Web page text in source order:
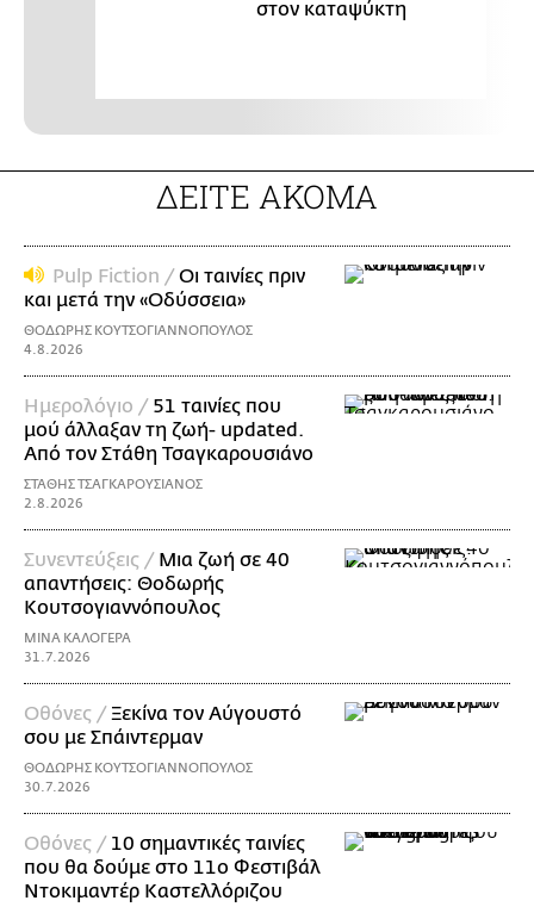
στον καταψύκτη
ΔΕΙΤΕ ΑΚΟΜΑ
Pulp Fiction /Οι ταινίες πριν
και μετά την «Οδύσσεια»
ΘΟΔΩΡΗΣ ΚΟΥΤΣΟΓΙΑΝΝΟΠΟΥΛΟΣ
4.8.2026
Ημερολόγιο / 51 ταινίες που
μού άλλαξαν τη ζωή- updated.
Aπό τον Στάθη Τσαγκαρουσιάνο
ΣΤΑΘΗΣ ΤΣΑΓΚΑΡΟΥΣΙΑΝΟΣ
2.8.2026
Συνεντεύξεις / Μια ζωή σε 40
απαντήσεις: Θοδωρής
Kουτσογιαννόπουλος
ΜΙΝΑ ΚΑΛΟΓΕΡΑ
31.7.2026
Οθόνες /Ξεκίνα τον Αύγουστό
σου με Σπάιντερμαν
ΘΟΔΩΡΗΣ ΚΟΥΤΣΟΓΙΑΝΝΟΠΟΥΛΟΣ
30.7.2026
Οθόνες / 10 σημαντικές ταινίες
που θα δούμε στο 11ο Φεστιβάλ
Ντοκιμαντέρ Καστελλόριζου